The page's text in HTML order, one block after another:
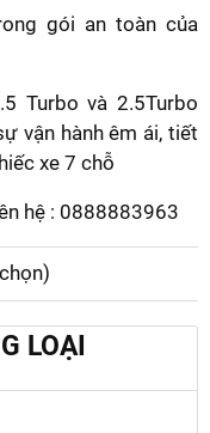
gói an toàn của
Turbo và 2.5Turbo
vận hành êm ái, tiết
xe 7 chỗ
hệ : 0888883963
LOẠI